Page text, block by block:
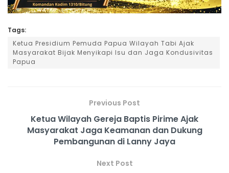
Tags:
Ketua Presidium Pemuda Papua Wilayah Tabi Ajak
Masyarakat Bijak Menyikapi Isu dan Jaga Kondusivitas
Papua
Previous Post
Ketua Wilayah Gereja Baptis Pirime Ajak
Masyarakat Jaga Keamanan dan Dukung
Pembangunan di Lanny Jaya
Next Post